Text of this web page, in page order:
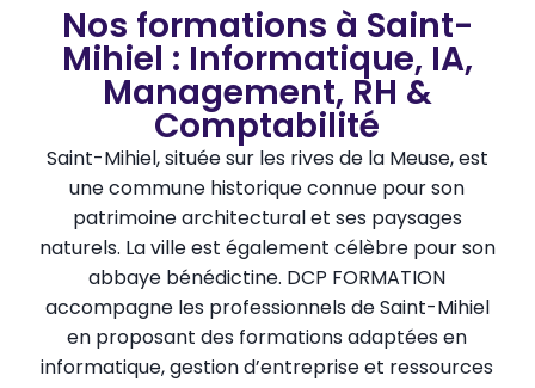
Nos formations à Saint-
Mihiel : Informatique, IA,
Management, RH &
Comptabilité
Saint-Mihiel, située sur les rives de la Meuse, est
une commune historique connue pour son
patrimoine architectural et ses paysages
naturels. La ville est également célèbre pour son
abbaye bénédictine. DCP FORMATION
accompagne les professionnels de Saint-Mihiel
en proposant des formations adaptées en
informatique, gestion d’entreprise et ressources